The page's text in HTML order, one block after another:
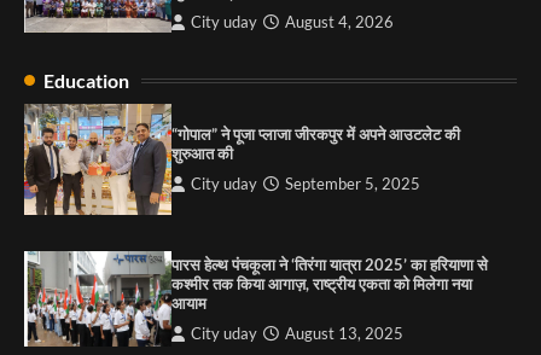
की कसम: देवशाली
City uday
City uday August 4, 2026
Education
“गोपाल” ने पूजा प्लाजा जीरकपुर में अपने आउटलेट की
शुरुआत की
City uday September 5, 2025
पारस हेल्थ पंचकूला ने ‘तिरंगा यात्रा 2025’ का हरियाणा से
कश्मीर तक किया आगाज़, राष्ट्रीय एकता को मिलेगा नया
आयाम
City uday August 13, 2025